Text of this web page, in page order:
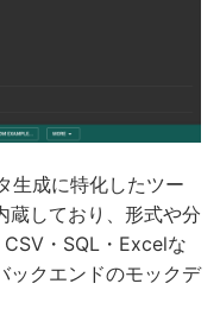
生成に特化したツー
蔵しており、形式や分
・SQL・Excelな
ックエンドのモックデ